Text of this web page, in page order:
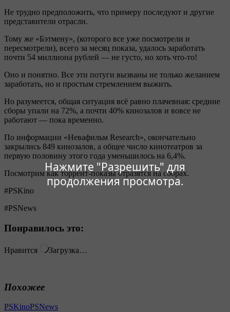
Нажмите "Разрешить" для
продолжения просмотра.
Не трудно предположить, что примеру последуют и другие
представители отрасли.
Тому же «Бэтмену», (которого все уже посмотрели и
пересмотрели), всего за месяц показа, удалось заработать
почти 54 миллиона рублей — не густо, но хоть что-то!
Оно и понятно. Все эти потуги вызваны не только желанием
заработать, но и простым стремлением выжить.
Но разумеется, общая ситуация всё равно плачевная: средние
сборы упали на 72%, а почти 40% кинозалов и вовсе не
работают — пока временно.
По информации «Невафильм Research», окончательно
закрылись 849 кинозалов, а общее число кинотеатров за
первую половину этого года уменьшилось на 6,4%.
Посмотрим как торрент-показы отразятся на сборах.
#PSKino
#PSNews
Понравилось это:
Нравится Загрузка…
Похожее
PSKinoPSNews